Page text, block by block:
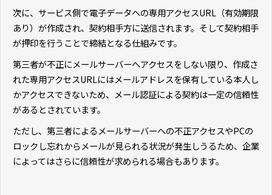
次に、サービス側で電子データへの専用アクセスURL（有効期限
あり）が作成され、契約相手方に送信されます。そして契約相手
が押印を行うことで締結となる仕組みです。
第三者が不正にメールサーバーへアクセスをしない限り、作成さ
れた専用アクセスURLにはメールアドレスを保有している本人し
かアクセスできないため、メール認証による契約は一定の信頼性
があるとされています。
ただし、第三者によるメールサーバーへの不正アクセスやPCの
ロックし忘れからメールが見られる状況が発生しうるため、企業
によってはさらに信頼性が求められる場合もあります。